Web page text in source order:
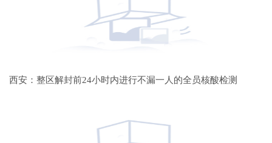
西安：整区解封前24小时内进行不漏一人的全员核酸检测